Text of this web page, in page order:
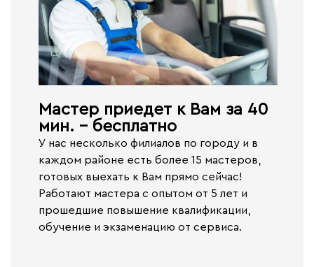
Мастер приедет к Вам за 40
мин. - бесплатно​
У нас несколько филиалов по городу и в
каждом районе есть более 15 мастеров,
готовых выехать к Вам прямо сейчас!
Работают мастера с опытом от 5 лет и
прошедшие повышение квалификации,
обучение и экзаменацию от сервиса.